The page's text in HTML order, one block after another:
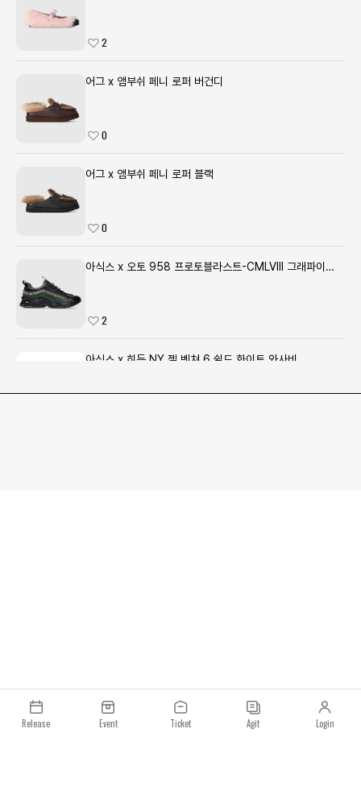
2
어그 x 앰부쉬 페니 로퍼 버건디
0
어그 x 앰부쉬 페니 로퍼 블랙
0
아식스 x 오토 958 프로토블라스트-CMLVIII 그래파이트
2
아식스 x 히든 NY 젤 벤쳐 6 쉴드 화이트 와사비
Release Event Ticket Agit Login